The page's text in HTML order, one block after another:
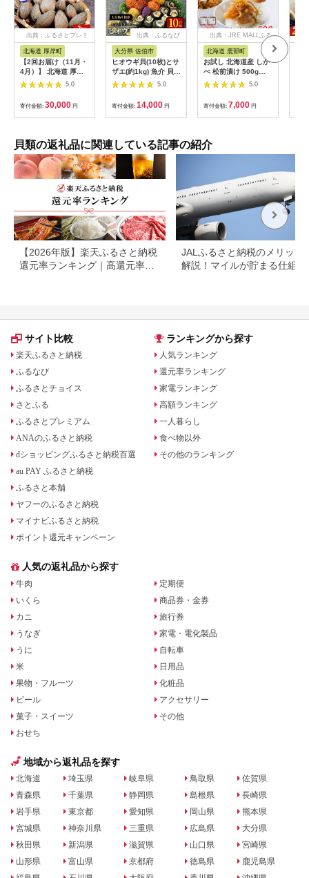
出典：ふるさとプレミ
北海道 厚岸町
【2回お届け（11月・
4月）】 北海道 厚岸
産 砂抜き済み あさり
2kg【光輝】 [ 海産物
海の幸 味が濃い 貝類
貝 みそ汁 酒蒸し アサ
リバター 食材 食べ物
5.0
寄付金額: 30,000 円
出典：ふるなび
大分県 佐伯市
ヒオウギ貝(10枚)とサ
ザエ(約1kg) 魚介 貝
ヒオウギ貝 ひおうぎ
貝 サザエ さざえ 栄螺
酒蒸し 網焼き バター
焼き バーベキュー 獲
れたて 冷蔵 海の直売
【AS120】【海べ
(株)】
5.0
寄付金額: 14,000 円
出典：JRE MALLふる
さと納税
北海道 鹿部町
お試し 北海道産 しか
べ 松前漬け 500g
(250g×2パック) 数の
子 ホタテ 小分け しか
べ松前漬け
5.0
寄付金額: 7,000 円
貝類の返礼品に関連している記事の紹介
【2026年版】楽天ふるさと納税
還元率ランキング｜高還元率返
JALふるさと納税のメリット
解説！マイルが貯まる仕組み
サイト比較
楽天ふるさと納税
ふるなび
ふるさとチョイス
さとふる
ふるさとプレミアム
ANAのふるさと納税
dショッピングふるさと納税百選
au PAY ふるさと納税
ふるさと本舗
ヤフーのふるさと納税
マイナビふるさと納税
ポイント還元キャンペーン
ランキングから探す
人気ランキング
還元率ランキング
家電ランキング
高額ランキング
一人暮らし
食べ物以外
その他のランキング
人気の返礼品から探す
牛肉
いくら
カニ
うなぎ
うに
米
果物・フルーツ
ビール
菓子・スイーツ
おせち
定期便
商品券・金券
旅行券
家電・電化製品
自転車
日用品
化粧品
アクセサリー
その他
地域から返礼品を探す
北海道
青森県
岩手県
宮城県
秋田県
山形県
埼玉県
千葉県
東京都
神奈川県
新潟県
富山県
岐阜県
静岡県
愛知県
三重県
滋賀県
京都府
鳥取県
島根県
岡山県
広島県
山口県
徳島県
佐賀県
長崎県
熊本県
大分県
宮崎県
鹿児島県